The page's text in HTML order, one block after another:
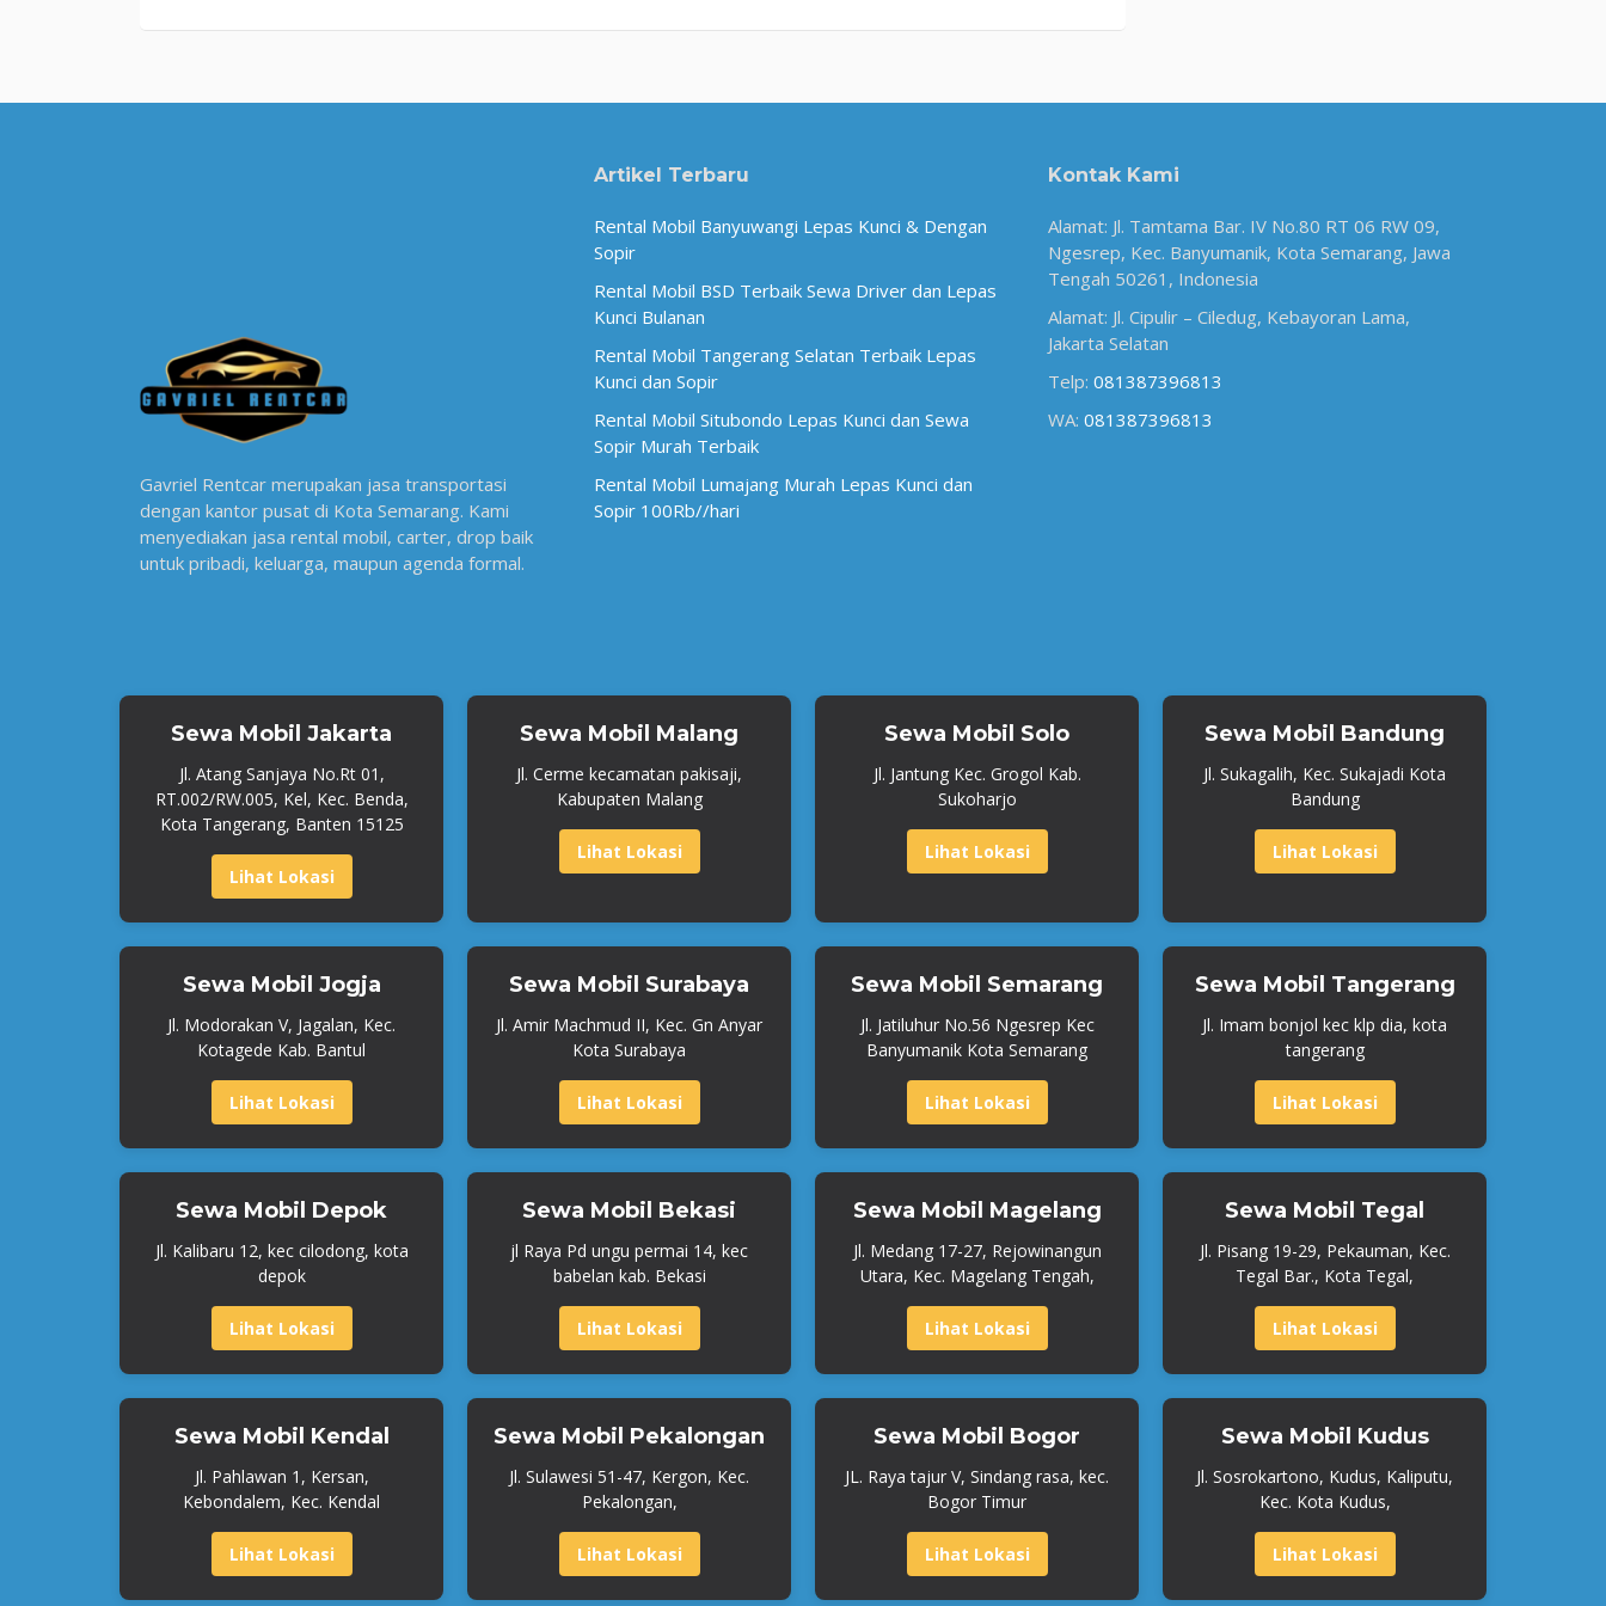
Gavriel Rentcar merupakan jasa transportasi
dengan kantor pusat di Kota Semarang. Kami
menyediakan jasa rental mobil, carter, drop baik
untuk pribadi, keluarga, maupun agenda formal.
Artikel Terbaru
Rental Mobil Banyuwangi Lepas Kunci & Dengan
Sopir
Rental Mobil BSD Terbaik Sewa Driver dan Lepas
Kunci Bulanan
Rental Mobil Tangerang Selatan Terbaik Lepas
Kunci dan Sopir
Rental Mobil Situbondo Lepas Kunci dan Sewa
Sopir Murah Terbaik
Rental Mobil Lumajang Murah Lepas Kunci dan
Sopir 100Rb//hari
Kontak Kami
Alamat: Jl. Tamtama Bar. IV No.80 RT 06 RW 09,
Ngesrep, Kec. Banyumanik, Kota Semarang, Jawa
Tengah 50261, Indonesia
Alamat: Jl. Cipulir – Ciledug, Kebayoran Lama,
Jakarta Selatan
Telp: 081387396813
WA: 081387396813
Sewa Mobil Jakarta
Jl. Atang Sanjaya No.Rt 01,
RT.002/RW.005, Kel, Kec. Benda,
Kota Tangerang, Banten 15125
Lihat Lokasi
Sewa Mobil Malang
Jl. Cerme kecamatan pakisaji,
Kabupaten Malang
Lihat Lokasi
Sewa Mobil Solo
Jl. Jantung Kec. Grogol Kab.
Sukoharjo
Lihat Lokasi
Sewa Mobil Bandung
Jl. Sukagalih, Kec. Sukajadi Kota
Bandung
Lihat Lokasi
Sewa Mobil Jogja
Jl. Modorakan V, Jagalan, Kec.
Kotagede Kab. Bantul
Lihat Lokasi
Sewa Mobil Surabaya
Jl. Amir Machmud II, Kec. Gn Anyar
Kota Surabaya
Lihat Lokasi
Sewa Mobil Semarang
Jl. Jatiluhur No.56 Ngesrep Kec
Banyumanik Kota Semarang
Lihat Lokasi
Sewa Mobil Tangerang
Jl. Imam bonjol kec klp dia, kota
tangerang
Lihat Lokasi
Sewa Mobil Depok
Jl. Kalibaru 12, kec cilodong, kota
depok
Lihat Lokasi
Sewa Mobil Bekasi
jl Raya Pd ungu permai 14, kec
babelan kab. Bekasi
Lihat Lokasi
Sewa Mobil Magelang
Jl. Medang 17-27, Rejowinangun
Utara, Kec. Magelang Tengah,
Lihat Lokasi
Sewa Mobil Tegal
Jl. Pisang 19-29, Pekauman, Kec.
Tegal Bar., Kota Tegal,
Lihat Lokasi
Sewa Mobil Kendal
Jl. Pahlawan 1, Kersan,
Kebondalem, Kec. Kendal
Lihat Lokasi
Sewa Mobil Pekalongan
Jl. Sulawesi 51-47, Kergon, Kec.
Pekalongan,
Lihat Lokasi
Sewa Mobil Bogor
JL. Raya tajur V, Sindang rasa, kec.
Bogor Timur
Lihat Lokasi
Sewa Mobil Kudus
Jl. Sosrokartono, Kudus, Kaliputu,
Kec. Kota Kudus,
Lihat Lokasi